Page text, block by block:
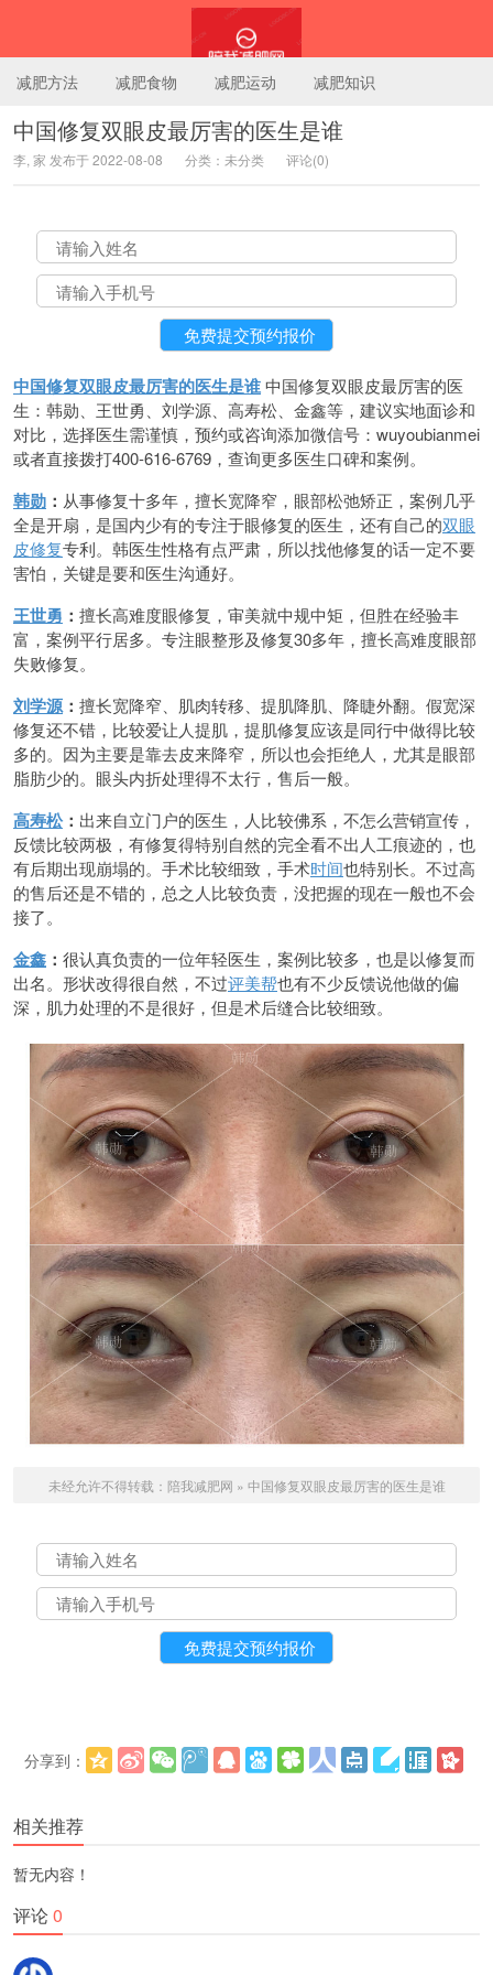
陪我减肥网
减肥方法 减肥食物 减肥运动 减肥知识
中国修复双眼皮最厉害的医生是谁
李, 家 发布于 2022-08-08 分类：未分类 评论(0)
中国修复双眼皮最厉害的医生是谁中国修复双眼皮最厉害的医
生：韩勋、王世勇、刘学源、高寿松、金鑫等，建议实地面诊和
对比，选择医生需谨慎，预约或咨询添加微信号：wuyoubianmei
或者直接拨打400-616-6769，查询更多医生口碑和案例。
韩勋 ： 从事修复十多年，擅长宽降窄，眼部松弛矫正，案例几乎
全是开扇，是国内少有的专注于眼修复的医生，还有自己的双眼
皮修复专利。韩医生性格有点严肃，所以找他修复的话一定不要
害怕，关键是要和医生沟通好。
王世勇 ： 擅长高难度眼修复，审美就中规中矩，但胜在经验丰
富，案例平行居多。专注眼整形及修复30多年，擅长高难度眼部
失败修复。
刘学源： 擅长宽降窄、肌肉转移、提肌降肌、降睫外翻。假宽深
修复还不错，比较爱让人提肌，提肌修复应该是同行中做得比较
多的。因为主要是靠去皮来降窄，所以也会拒绝人，尤其是眼部
脂肪少的。眼头内折处理得不太行，售后一般。
高寿松： 出来自立门户的医生，人比较佛系，不怎么营销宣传，
反馈比较两极，有修复得特别自然的完全看不出人工痕迹的，也
有后期出现崩塌的。手术比较细致，手术时间也特别长。不过高
的售后还是不错的，总之人比较负责，没把握的现在一般也不会
接了。
金鑫 ： 很认真负责的一位年轻医生，案例比较多，也是以修复而
出名。形状改得很自然，不过评美帮也有不少反馈说他做的偏
深，肌力处理的不是很好，但是术后缝合比较细致。
未经允许不得转载： 陪我减肥网 » 中国修复双眼皮最厉害的医生是谁
分享到：
相关推荐
暂无内容！
评论0